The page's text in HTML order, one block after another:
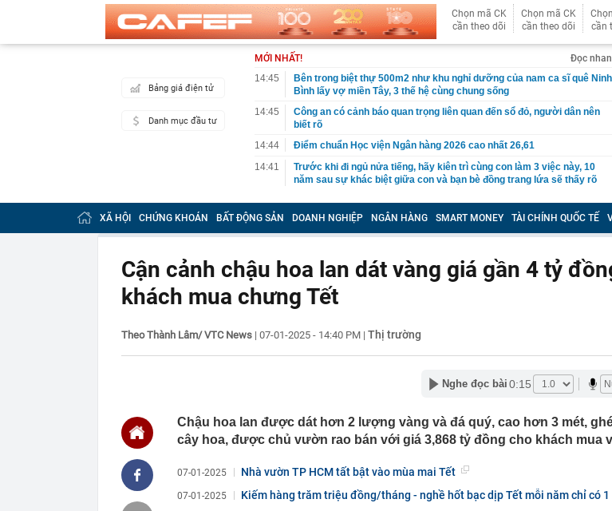
Chọn mã CK
cần theo dõi
Chọn mã CK
cần theo dõi
cần
Bảng giá điện tử
Danh mục đầu tư
MỚI NHẤT!
Đọc
14:45
Bên trong biệt thự 500m2 như khu nghỉ dưỡng của nam ca sĩ quê Ninh
Bình lấy vợ miền Tây, 3 thế hệ cùng chung sống
14:45
Công an có cảnh báo quan trọng liên quan đến sổ đỏ, người dân nên
biết rõ
14:44
Điểm chuẩn Học viện Ngân hàng 2026 cao nhất 26,61
14:41
Trước khi đi ngủ nửa tiếng, hãy kiên trì cùng con làm 3 việc này, 10
năm sau sự khác biệt giữa con và bạn bè đồng trang lứa sẽ thấy rõ
14:40
Vì sao ì ạch làm hạ tầng sạc xe điện trên cao tốc Bắc - Nam?
14:39
Nhà vàng bị 'sờ gáy': Bảo Tín Mạnh Hải, Mi Hồng làm ăn ra sao?
14:29
Ra lệnh bắt tạm giam nguyên Trưởng Ban quản lý chung cư Ngô Anh
Tuấn SN 1977
Cú sốc của Đen Vâu
14:20
Honda chính thức ra mắt xe tay côn cổ điển 150 cc giá 30 triệu đồng
14:00
Từng tiết kiệm hơn nửa thu nhập, tôi mới hiểu “càng ít tiêu càng tốt” là
lời khuyên nguy hiểm
13:54
Một cổ đông lớn muốn tăng sở hữu tại Digiworld
13:50
Cụ bà 111 tuổi vẫn ra đồng, tiết lộ những thói quen duy trì suốt nhiều
thập kỷ
XÃ HỘI CHỨNG KHOÁN BẤT ĐỘNG SẢN DOANH NGHIỆP NGÂN HÀNG SMART MONEY TÀI CHÍNH QUỐC TẾ
Cận cảnh chậu hoa lan dát vàng giá gần 4 tỷ
khách mua chưng Tết
Theo Thành Lâm/ VTC News | 07-01-2025 - 14:40 PM | Thị trường
Nghe đọc bài 0:15
Chậu hoa lan được dát hơn 2 lượng vàng và đá quý, cao hơn 3 mét,
cây hoa, được chủ vườn rao bán với giá 3,868 tỷ đồng cho khách mua
07-01-2025 Nhà vườn TP HCM tất bật vào mùa mai Tết
07-01-2025 Kiếm hàng trăm triệu đồng/tháng - nghề hốt bạc dịp Tết mỗi năm chỉ có 1